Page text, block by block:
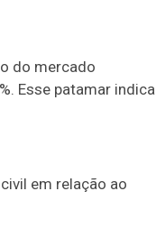
do mercado
Esse patamar indica
em relação ao